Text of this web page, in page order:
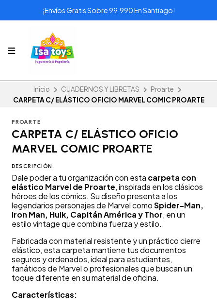
¡Envíos Gratis Sobre 99.990 En Santiago!
Inicio CUADERNOS Y LIBRETAS
Proarte
CARPETA C/ ELÁSTICO OFICIO MARVEL COMIC PROARTE
PROARTE
CARPETA C/ ELÁSTICO OFICIO
MARVEL COMIC PROARTE
DESCRIPCIÓN
Dale poder a tu organización con esta carpeta con
elástico Marvel de Proarte, inspirada en los clásicos
héroes de los cómics. Su diseño presenta a los
legendarios personajes de Marvel comoSpider-Man,
Iron Man, Hulk, Capitán América y Thor, en un
estilo vintage que combina fuerza y estilo.
Fabricada con material resistente y un práctico cierre
elástico, esta carpeta mantiene tus documentos
seguros y ordenados, ideal para estudiantes,
fanáticos de Marvel o profesionales que buscan un
toque diferente en su material de oficina.
Características: